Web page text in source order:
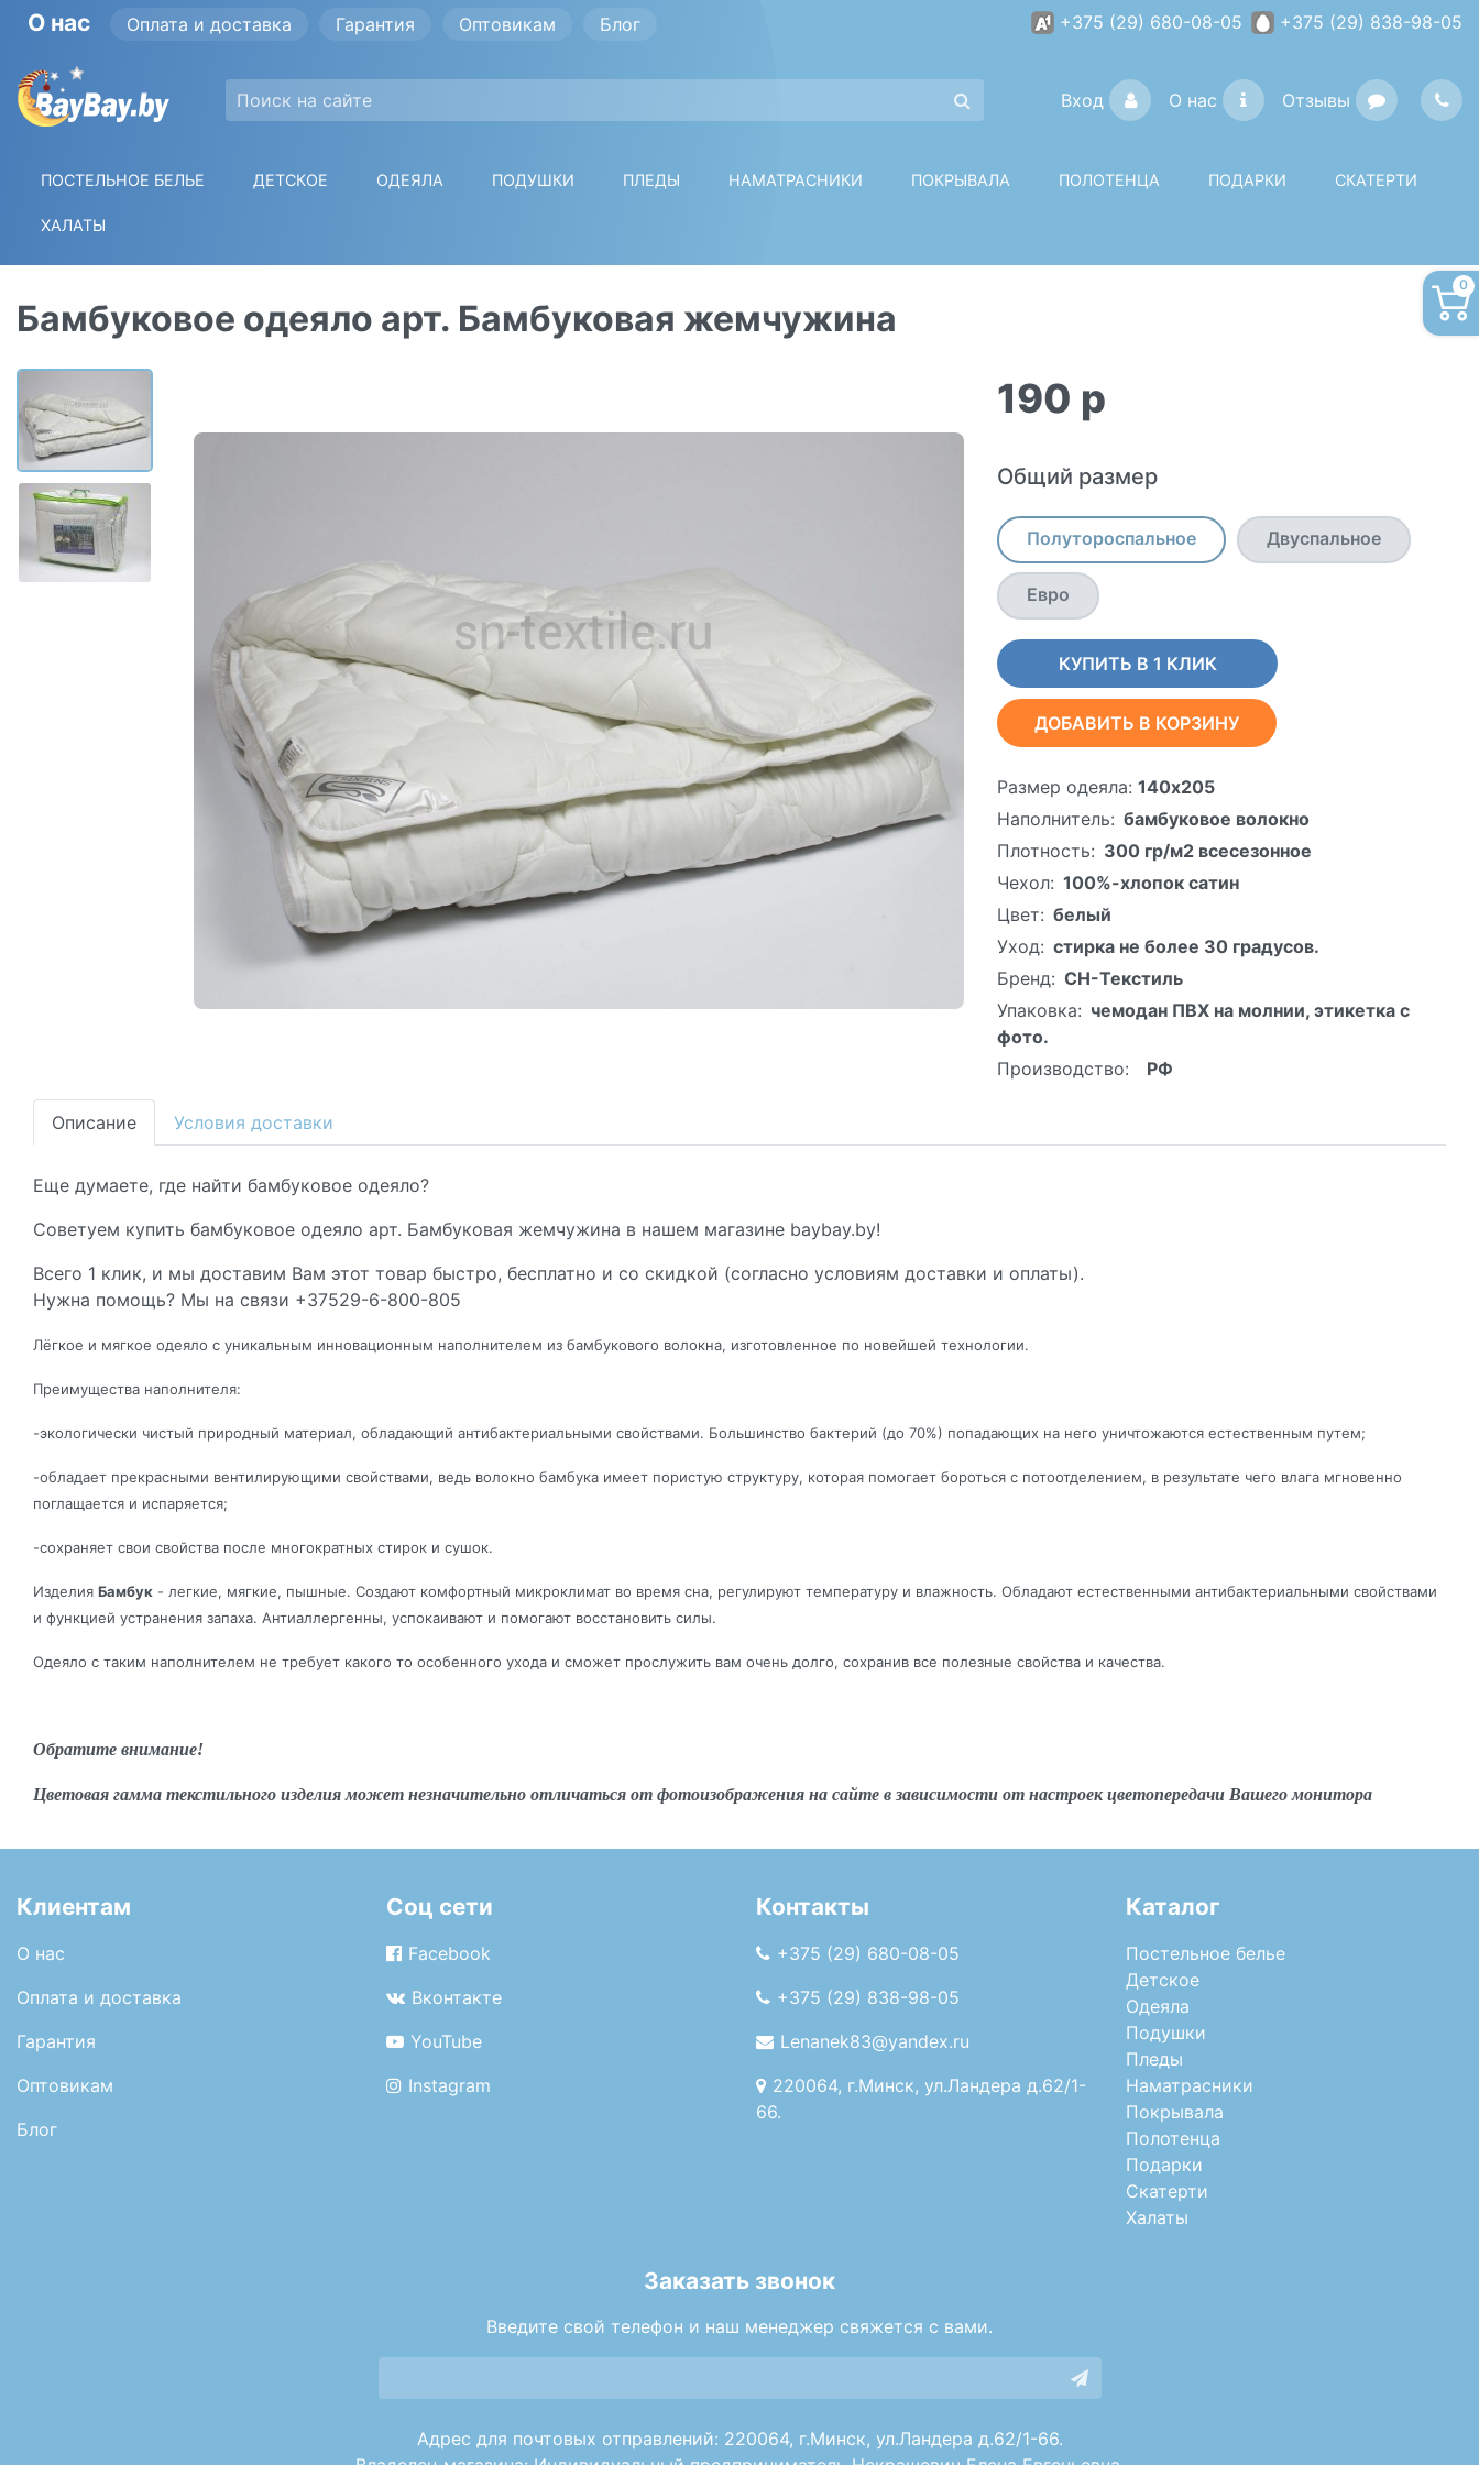
О нас Оплата и доставка Гарантия Оптовикам Блог +375 (29) 680-08-05 +375 (29) 838-98-05
Вход О нас Отзывы
0
ПОСТЕЛЬНОЕ БЕЛЬЕ ДЕТСКОЕ ОДЕЯЛА ПОДУШКИ ПЛЕДЫ НАМАТРАСНИКИ ПОКРЫВАЛА ПОЛОТЕНЦА ПОДАРКИ СКАТЕРТИ
ХАЛАТЫ
Бамбуковое одеяло арт. Бамбуковая жемчужина
190 p
Общий размер
Полутороспальное Двуспальное
Евро
КУПИТЬ В 1 КЛИК
ДОБАВИТЬ В КОРЗИНУ
Размер одеяла: 140х205
Наполнитель: бамбуковое волокно
Плотность: 300 гр/м2 всесезонное
Чехол: 100%-хлопок сатин
Цвет: белый
Уход: стирка не более 30 градусов.
Бренд: СН-Текстиль
Упаковка: чемодан ПВХ на молнии, этикетка с
фото.
Производство:
РФ
Описание Условия доставки
Еще думаете, где найти бамбуковое одеяло?
Советуем купить бамбуковое одеяло арт. Бамбуковая жемчужина в нашем магазине baybay.by!
Всего 1 клик, и мы доставим Вам этот товар быстро, бесплатно и со скидкой (согласно условиям доставки и оплаты).
Нужна помощь? Мы на связи +37529-6-800-805
Лёгкое и мягкое одеяло с уникальным инновационным наполнителем из бамбукового волокна, изготовленное по новейшей технологии.
Преимущества наполнителя:
-экологически чистый природный материал, обладающий антибактериальными свойствами. Большинство бактерий (до 70%) попадающих на него уничтожаются естественным путем;
-обладает прекрасными вентилирующими свойствами, ведь волокно бамбука имеет пористую структуру, которая помогает бороться с потоотделением, в результате чего влага мгновенно
поглащается и испаряется;
-сохраняет свои свойства после многократных стирок и сушок.
Изделия Бамбук - легкие, мягкие, пышные. Создают комфортный микроклимат во время сна, регулируют температуру и влажность. Обладают естественными антибактериальными свойствами
и функцией устранения запаха. Антиаллергенны, успокаивают и помогают восстановить силы.
Одеяло с таким наполнителем не требует какого то особенного ухода и сможет прослужить вам очень долго, сохранив все полезные свойства и качества.
Обратите внимание!
Цветовая гамма текстильного изделия может незначительно отличаться от фотоизображения на сайте в зависимости от настроек цветопередачи Вашего монитора
Клиентам
О нас
Оплата и доставка
Гарантия
Оптовикам
Блог
Соц сети
Facebook
Вконтакте
YouTube
Instagram
Контакты
+375 (29) 680-08-05
+375 (29) 838-98-05
Lenanek83@yandex.ru
220064, г.Минск, ул.Ландера д.62/1-
66.
Каталог
Постельное белье
Детское
Одеяла
Подушки
Пледы
Наматрасники
Покрывала
Полотенца
Подарки
Скатерти
Халаты
Заказать звонок
Введите свой телефон и наш менеджер свяжется с вами.
Адрес для почтовых отправлений: 220064, г.Минск, ул.Ландера д.62/1-66.